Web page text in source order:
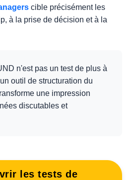
cible précisément les
à la prise de décision et à la
n'est pas un test de plus à
outil de structuration du
une impression
discutables et
les tests de